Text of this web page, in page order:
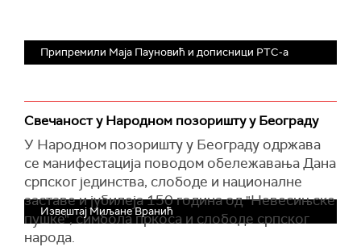
Припремили Маја Пауновић и дописници РТС-а
Свечаност у Народном позоришту у Београду
У Народном позоришту у Београду одржава
се манифестација поводом обележавања Дана
српског јединства, слободе и националне
заставе и јубилеја 150 година од "Невесињске
пушке", симбола пркоса и слободе српског
народа.
Извештај Миљане Вранић